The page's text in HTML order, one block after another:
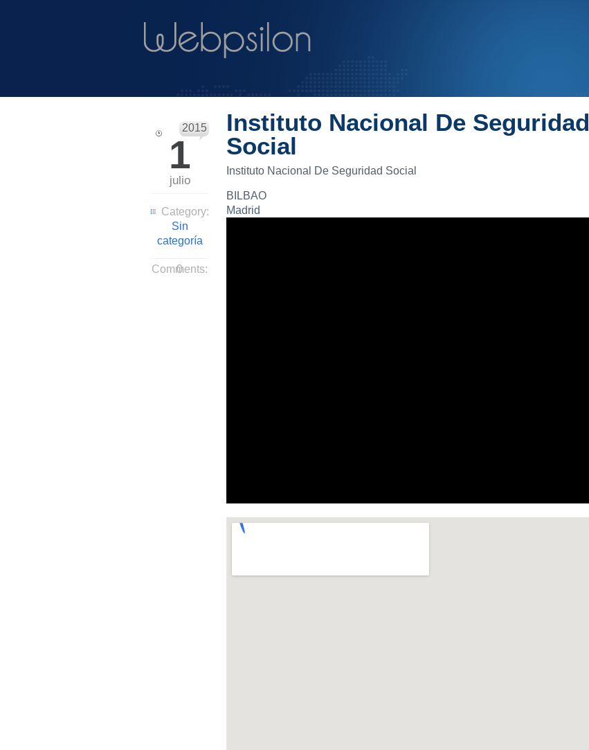
1
julio
2015
Category:
Sin
categoría
Comments:
0
Instituto Nacional De Seguridad
Social
Instituto Nacional De Seguridad Social
BILBAO
Madrid